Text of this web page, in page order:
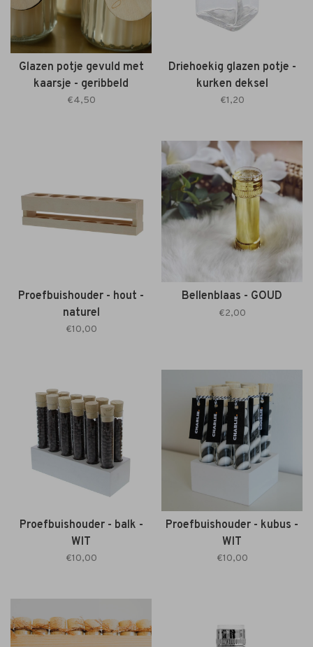
Glazen potje gevuld met
kaarsje - geribbeld
€4,50
Driehoekig glazen potje -
kurken deksel
€1,20
Proefbuishouder - hout -
naturel
€10,00
Bellenblaas - GOUD
€2,00
Proefbuishouder - balk -
WIT
€10,00
Proefbuishouder - kubus -
WIT
€10,00